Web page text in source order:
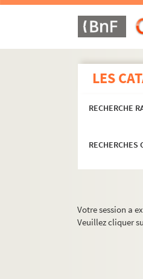
LES
RECHERCHE
RECHERCHES
Votre session a
Veuillez cliquer